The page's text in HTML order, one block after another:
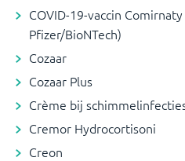
COVID-19-vaccin
Pfizer/BioNTech)
Cozaar
Cozaar Plus
Crème bij
Cremor Hydrocortisoni
Creon